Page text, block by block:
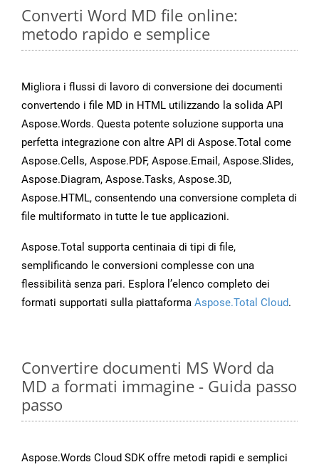
Converti Word MD file online:
metodo rapido e semplice
Migliora i flussi di lavoro di conversione dei documenti
convertendo i file MD in HTML utilizzando la solida API
Aspose.Words. Questa potente soluzione supporta una
perfetta integrazione con altre API di Aspose.Total come
Aspose.Cells, Aspose.PDF, Aspose.Email, Aspose.Slides,
Aspose.Diagram, Aspose.Tasks, Aspose.3D,
Aspose.HTML, consentendo una conversione completa di
file multiformato in tutte le tue applicazioni.
Aspose.Total supporta centinaia di tipi di file,
semplificando le conversioni complesse con una
flessibilità senza pari. Esplora l’elenco completo dei
formati supportati sulla piattaforma Aspose.Total Cloud.
Convertire documenti MS Word da
MD a formati immagine - Guida passo
passo
Aspose.Words Cloud SDK offre metodi rapidi e semplici